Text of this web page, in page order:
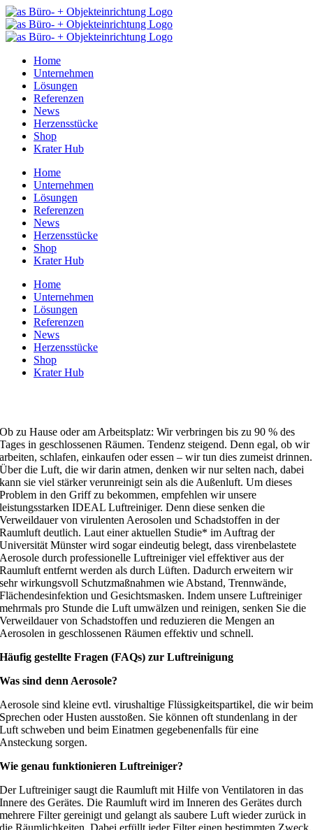
Zum
Inhalt
springen
Home
Unternehmen
Lösungen
Referenzen
News
Herzensstücke
Shop
Krater Hub
Home
Unternehmen
Lösungen
Referenzen
News
Herzensstücke
Shop
Krater Hub
Home
Unternehmen
Lösungen
Referenzen
News
Herzensstücke
Shop
Krater Hub
Ob zu Hause oder am Arbeitsplatz: Wir verbringen bis zu 90 % des
Tages in geschlossenen Räumen. Tendenz steigend. Denn egal, ob wir
arbeiten, schlafen, einkaufen oder essen – wir tun dies zumeist drinnen.
Über die Luft, die wir darin atmen, denken wir nur selten nach, dabei
kann sie viel stärker verunreinigt sein als die Außenluft. Um dieses
Problem in den Griff zu bekommen, empfehlen wir unsere
leistungsstarken IDEAL Luftreiniger. Denn diese senken die
Verweildauer von virulenten Aerosolen und Schadstoffen in der
Raumluft deutlich. Laut einer aktuellen Studie* im Auftrag der
Universität Münster wird sogar eindeutig belegt, dass virenbelastete
Aerosole durch professionelle Luftreiniger viel effektiver aus der
Raumluft entfernt werden als durch Lüften. Dadurch erweitern wir
sehr wirkungsvoll Schutzmaßnahmen wie Abstand, Trennwände,
Flächendesinfektion und Gesichtsmasken. Indem unsere Luftreiniger
mehrmals pro Stunde die Luft umwälzen und reinigen, senken Sie die
Verweildauer von Schadstoffen und reduzieren die Mengen an
Aerosolen in geschlossenen Räumen effektiv und schnell.
Häufig gestellte Fragen (FAQs) zur Luftreinigung
Was sind denn Aerosole?
Aerosole sind kleine evtl. virushaltige Flüssigkeitspartikel, die wir beim
Sprechen oder Husten ausstoßen. Sie können oft stundenlang in der
Luft schweben und beim Einatmen gegebenenfalls für eine
Ansteckung sorgen.
Wie genau funktionieren Luftreiniger?
Der Luftreiniger saugt die Raumluft mit Hilfe von Ventilatoren in das
Innere des Gerätes. Die Raumluft wird im Inneren des Gerätes durch
mehrere Filter gereinigt und gelangt als saubere Luft wieder zurück in
die Räumlichkeiten. Dabei erfüllt jeder Filter einen bestimmten Zweck,